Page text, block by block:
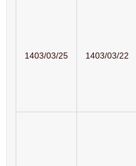
1403/03/22
1403/03/25